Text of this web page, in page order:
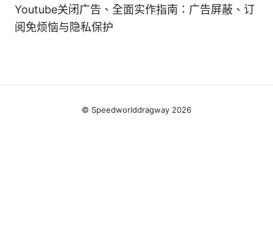
Youtube关闭广告、全面实作指南：广告屏蔽、订
阅免烦恼与隐私保护
© Speedworlddragway 2026